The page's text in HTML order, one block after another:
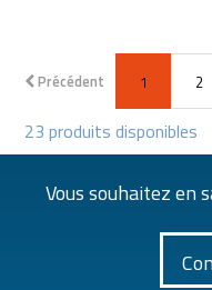
Précédent 1 2
23 produits disponibles
Vous souhaitez en